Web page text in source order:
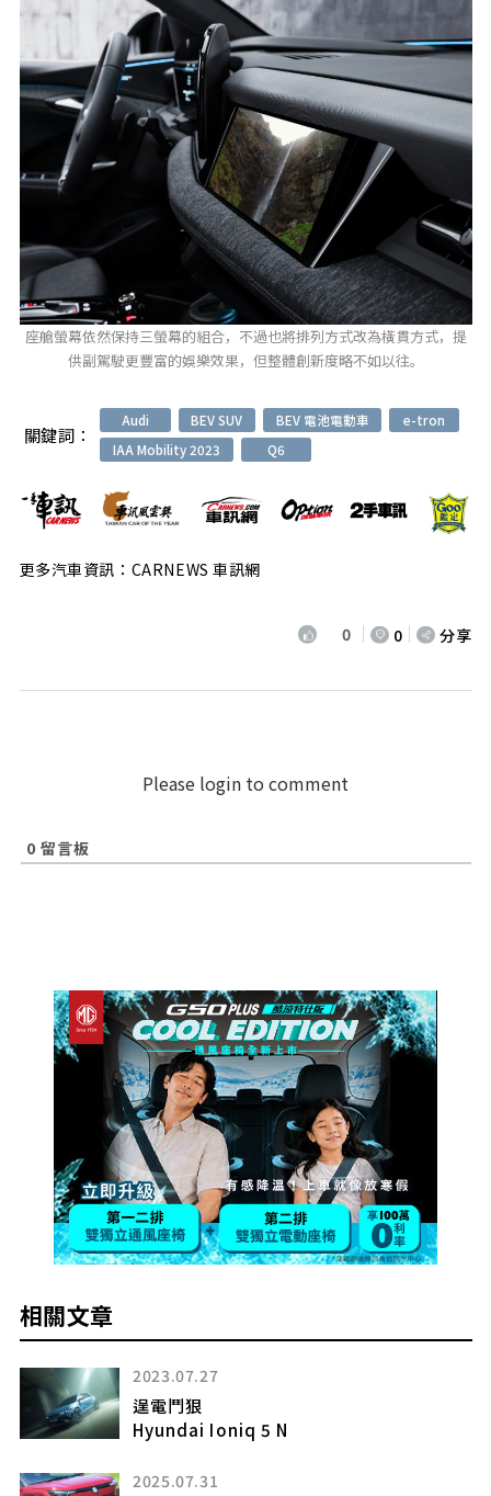
座艙螢幕依然保持三螢幕的組合，不過也將排列方式改為橫貫方式，提
供副駕駛更豐富的娛樂效果，但整體創新度略不如以往。
關鍵詞：
Audi BEV SUV BEV 電池電動車
e-tron
IAA Mobility 2023
Q6
更多汽車資訊：CARNEWS 車訊網
0 0 分享
Please login to comment
0 留言板
相關文章
2023.07.27
逞電鬥狠
Hyundai Ioniq 5 N
2025.07.31